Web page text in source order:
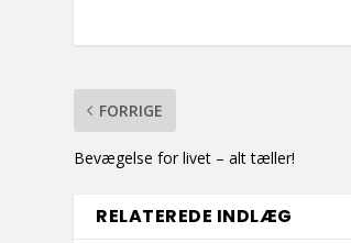
FORRIGE
Bevægelse for livet – alt tæller!
RELATEREDE INDLÆG